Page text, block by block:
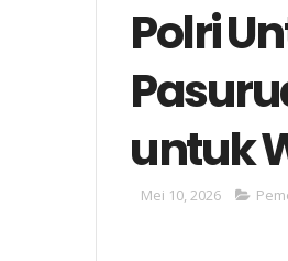
Polri
untuk
Mei 10, 2026